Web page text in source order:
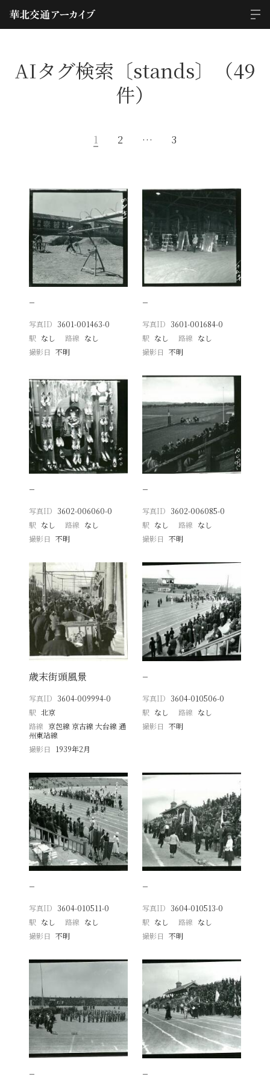
AIタグ検索〔stands〕（49
件）
1 2 … 3
−
写真ID 3601-001463-0
駅 なし 路線 なし
撮影日
不明
−
写真ID 3601-001684-0
駅 なし 路線 なし
撮影日 不明
−
写真ID 3602-006060-0
駅 なし 路線 なし
撮影日
不明
−
写真ID 3602-006085-0
駅 なし 路線 なし
撮影日 不明
歳末街頭風景
写真ID 3604-009994-0
駅 北京
路線 京包線 京古線 大台線 通
州東站線
撮影日
1939年2月
−
写真ID 3604-010506-0
駅 なし 路線 なし
撮影日 不明
−
写真ID 3604-010511-0
駅 なし 路線 なし
撮影日
不明
−
写真ID 3604-010513-0
駅 なし 路線 なし
撮影日 不明
− −